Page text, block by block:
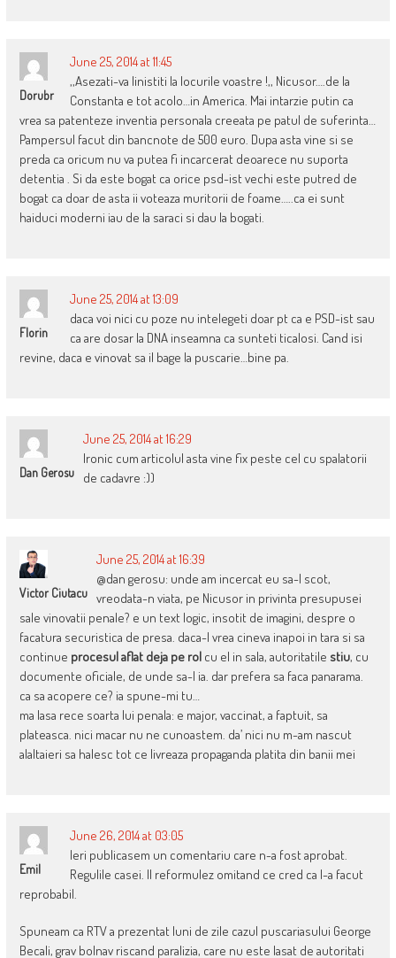
Dorubr
June 25, 2014 at 11:45
,,Asezati-va linistiti la locurile voastre !,, Nicusor….de la
Constanta e tot acolo…in America. Mai intarzie putin ca
vrea sa patenteze inventia personala creeata pe patul de suferinta…
Pampersul facut din bancnote de 500 euro. Dupa asta vine si se
preda ca oricum nu va putea fi incarcerat deoarece nu suporta
detentia . Si da este bogat ca orice psd-ist vechi este putred de
bogat ca doar de asta ii voteaza muritorii de foame…..ca ei sunt
haiduci moderni iau de la saraci si dau la bogati.
Florin
June 25, 2014 at 13:09
daca voi nici cu poze nu intelegeti doar pt ca e PSD-ist sau
ca are dosar la DNA inseamna ca sunteti ticalosi. Cand isi
revine, daca e vinovat sa il bage la puscarie…bine pa.
Dan Gerosu
June 25, 2014 at 16:29
Ironic cum articolul asta vine fix peste cel cu spalatorii
de cadavre :))
Victor Ciutacu
June 25, 2014 at 16:39
@dan gerosu: unde am incercat eu sa-l scot,
vreodata-n viata, pe Nicusor in privinta presupusei
sale vinovatii penale? e un text logic, insotit de imagini, despre o
facatura securistica de presa. daca-l vrea cineva inapoi in tara si sa
continue procesul aflat deja pe rolcu el in sala, autoritatile stiu, cu
documente oficiale, de unde sa-l ia. dar prefera sa faca panarama.
ca sa acopere ce? ia spune-mi tu…
ma lasa rece soarta lui penala: e major, vaccinat, a faptuit, sa
plateasca. nici macar nu ne cunoastem. da’ nici nu m-am nascut
alaltaieri sa halesc tot ce livreaza propaganda platita din banii mei
Emil
June 26, 2014 at 03:05
Ieri publicasem un comentariu care n-a fost aprobat.
Regulile casei. Il reformulez omitand ce cred ca l-a facut
reprobabil.
Spuneam ca RTV a prezentat luni de zile cazul puscariasului George
Becali, grav bolnav riscand paralizia, care nu este lasat de autoritati